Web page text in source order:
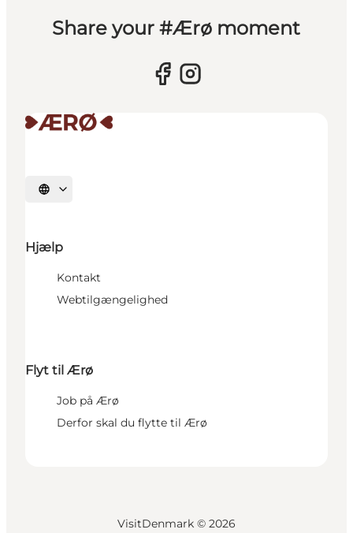
Share your #Ærø moment
Vælg sprog
Hjælp
Kontakt
Webtilgængelighed
Flyt til Ærø
Job på Ærø
Derfor skal du flytte til Ærø
VisitDenmark © 2026